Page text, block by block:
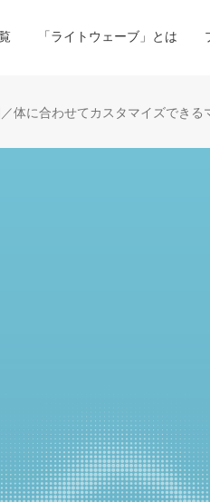
「ライトウェーブ」とは
体に合わせてカスタマイズできる